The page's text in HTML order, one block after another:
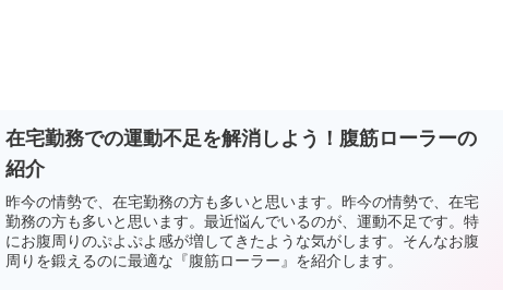
在宅勤務での運動不足を解消しよう！腹筋ローラーの
紹介
昨今の情勢で、在宅勤務の方も多いと思います。昨今の情勢で、在宅
勤務の方も多いと思います。最近悩んでいるのが、運動不足です。特
にお腹周りのぷよぷよ感が増してきたような気がします。そんなお腹
周りを鍛えるのに最適な『腹筋ローラー』を紹介します。